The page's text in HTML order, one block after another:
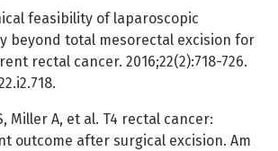
feasibility of laparoscopic
beyond total mesorectal excision for
rectal cancer. 2016;22(2):718-726.
Miller A, et al. T4 rectal cancer:
outcome after surgical excision. Am